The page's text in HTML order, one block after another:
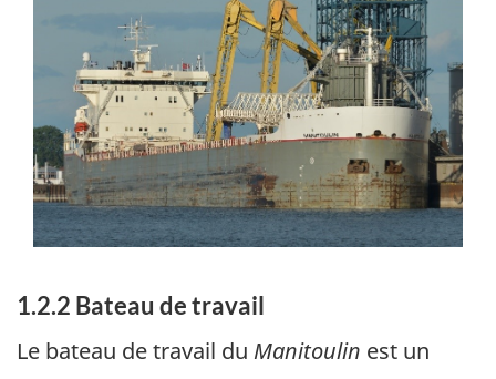
1.2.2 Bateau de travail
Le bateau de travail du Manitoulin est un